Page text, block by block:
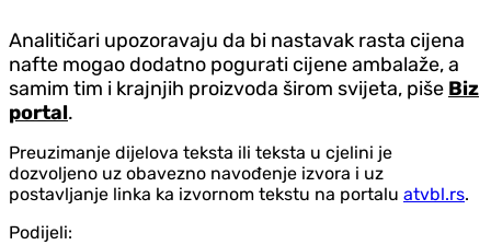
Analitičari upozoravaju da bi nastavak rasta cijena
nafte mogao dodatno pogurati cijene ambalaže, a
samim tim i krajnjih proizvoda širom svijeta, piše Biz
portal.
Preuzimanje dijelova teksta ili teksta u cjelini je
dozvoljeno uz obavezno navođenje izvora i uz
postavljanje linka ka izvornom tekstu na portalu atvbl.rs.
Podijeli: